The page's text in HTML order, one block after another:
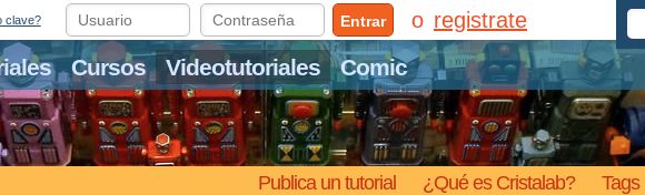
Cursos Videotutoriales Comic
Publica un tutorial ¿Qué es Cristalab? Tags
clave? Entrar registrate